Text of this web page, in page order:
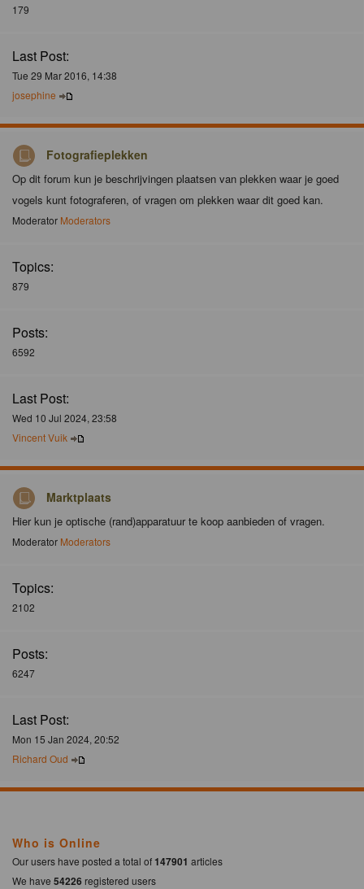
179
Last Post:
Tue 29 Mar 2016, 14:38
josephine
Fotografieplekken
Op dit forum kun je beschrijvingen plaatsen van plekken waar je goed
vogels kunt fotograferen, of vragen om plekken waar dit goed kan.
Moderator Moderators
Topics:
879
Posts:
6592
Last Post:
Wed 10 Jul 2024, 23:58
Vincent Vuik
Marktplaats
Hier kun je optische (rand)apparatuur te koop aanbieden of vragen.
Moderator Moderators
Topics:
2102
Posts:
6247
Last Post:
Mon 15 Jan 2024, 20:52
Richard Oud
Who is Online
Our users have posted a total of147901 articles
We have 54226 registered users